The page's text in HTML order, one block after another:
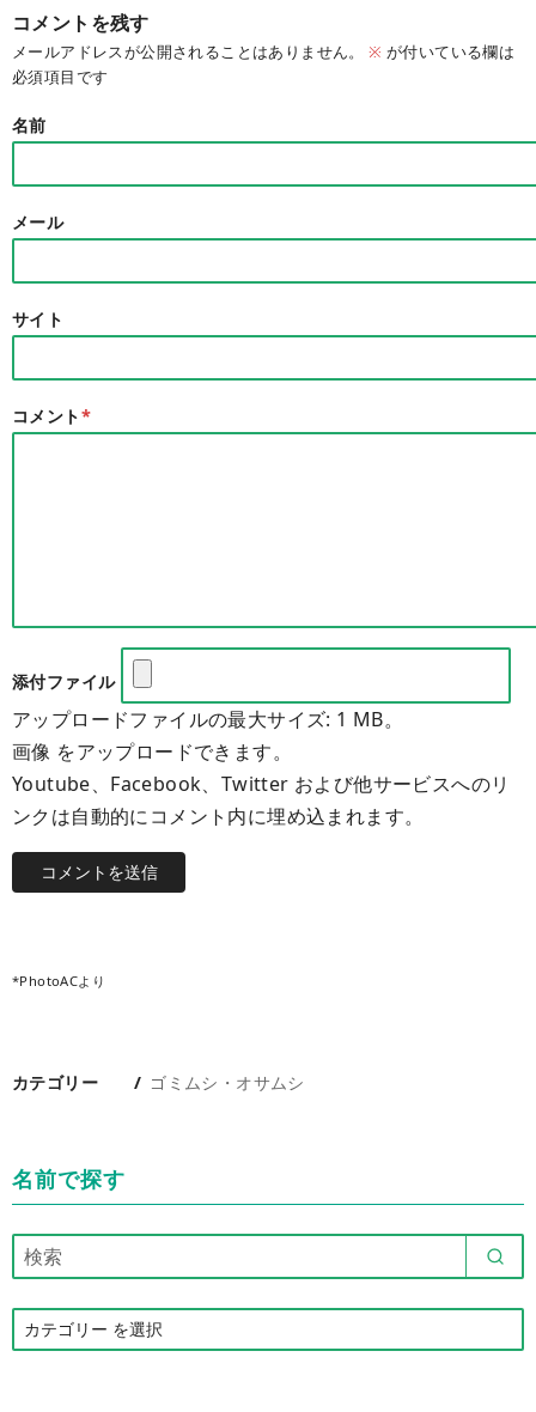
コメントを残す
メールアドレスが公開されることはありません。 ※ が付いている欄は
必須項目です
名前
メール
サイト
コメント*
添付ファイル
アップロードファイルの最大サイズ: 1 MB。
画像 をアップロードできます。
Youtube、Facebook、Twitter および他サービスへのリ
ンクは自動的にコメント内に埋め込まれます。
*PhotoACより
カテゴリー ゴミムシ・オサムシ
名前で探す
テ